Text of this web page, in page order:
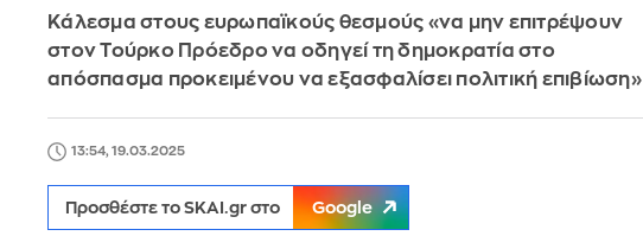
Κάλεσμα στους ευρωπαϊκούς θεσμούς «να μην επιτρέψουν
στον Τούρκο Πρόεδρο να οδηγεί τη δημοκρατία στο
απόσπασμα προκειμένου να εξασφαλίσει πολιτική επιβίωση»
13:54, 19.03.2025
Προσθέστε το SKAI.gr στο Google